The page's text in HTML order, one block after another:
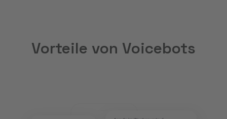
Vorteile von Voicebots